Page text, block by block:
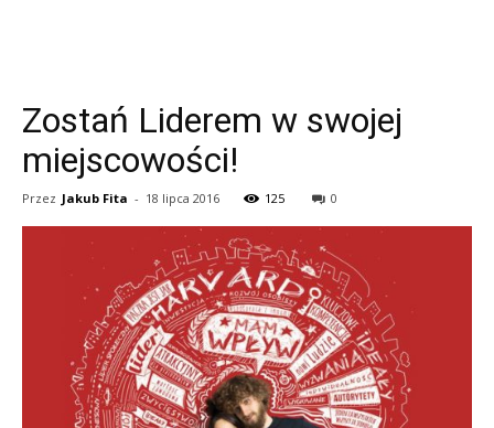
Zostań Liderem w swojej
miejscowości!
Przez Jakub Fita - 18 lipca 2016 125 0